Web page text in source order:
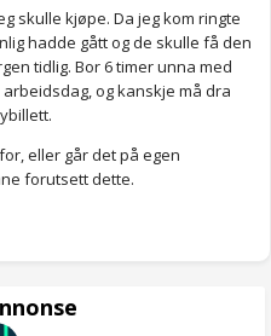
skulle kjøpe. Da jeg kom ringte
hadde gått og de skulle få den
tidlig. Bor 6 timer unna med
og kanskje må dra
eller går det på egen
forutsett dette.